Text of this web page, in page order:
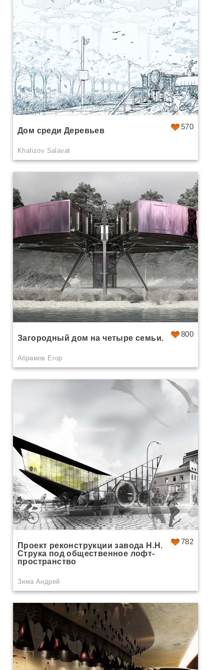
570
Дом среди Деревьев
Khafizov Salavat
800
Загородный дом на четыре семьи.
Абрамов Егор
782
Проект реконструкции завода Н.Н.
Струка под общественное лофт-
пространство
Зима Андрей